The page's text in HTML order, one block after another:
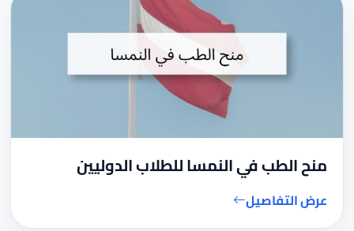
منح الطب في النمسا للطلاب الدوليين
عرض التفاصيل